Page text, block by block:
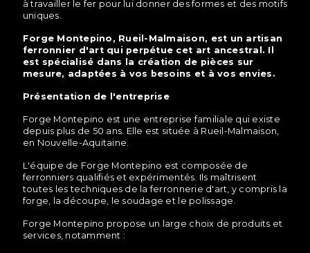
à travailler le fer pour lui donner des formes et des motifs
uniques.
Forge Montepino, Rueil-Malmaison, est un artisan
ferronnier d'art qui perpétue cet art ancestral. Il
est spécialisé dans la création de pièces sur
mesure, adaptées à vos besoins et à vos envies.
Présentation de l'entreprise
Forge Montepino est une entreprise familiale qui existe
depuis plus de 50 ans. Elle est située à Rueil-Malmaison,
en Nouvelle-Aquitaine.
L'équipe de Forge Montepino est composée de
ferronniers qualifiés et expérimentés. Ils maîtrisent
toutes les techniques de la ferronnerie d'art, y compris la
forge, la découpe, le soudage et le polissage.
Forge Montepino propose un large choix de produits et
services, notamment :